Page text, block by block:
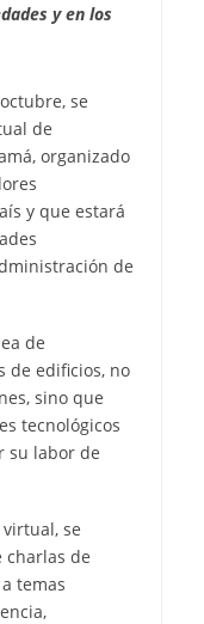
y en los
se
de
organizado
y que estará
de
de
de edificios, no
sino que
tecnológicos
su labor de
se
charlas de
temas